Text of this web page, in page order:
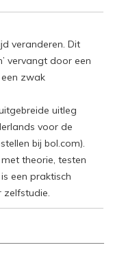
veranderen. Dit
vervangt door een
een zwak
uitleg
voor de
bij bol.com).
theorie, testen
een praktisch
zelfstudie.